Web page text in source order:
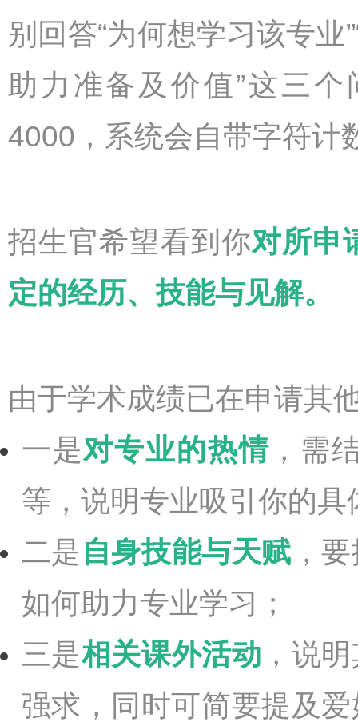
别回答“为何想学习该专业
助力准备及价值”这三
4000，系统会自带字符计
招生官希望看到你对所申
定的经历、技能与见解。
由于学术成绩已在申请其
一是对专业的热情 ，需
等，说明专业吸引你的
二是 自身技能与天赋 ，
如何助力专业学习；
三是相关课外活动 ，说
强求，同时可简要提及